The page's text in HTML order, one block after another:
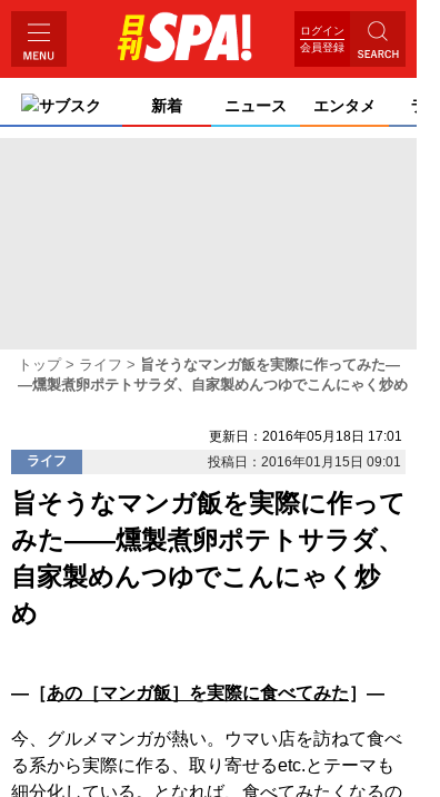
ログイン
会員登録
サブスク 新着 ニュース エンタメ ライ
トップ ライフ
旨そうなマンガ飯を実際に作ってみた―
―燻製煮卵ポテトサラダ、自家製めんつゆでこんにゃく炒め
更新日：2016年05月18日 17:01
ライフ
投稿日：2016年01月15日 09:01
旨そうなマンガ飯を実際に作って
みた――燻製煮卵ポテトサラダ、
自家製めんつゆでこんにゃく炒
め
―［あの［マンガ飯］を実際に食べてみた］―
今、グルメマンガが熱い。ウマい店を訪ねて食べ
る系から実際に作る、取り寄せるetc.とテーマも
細分化している。となれば、食べてみたくなるの